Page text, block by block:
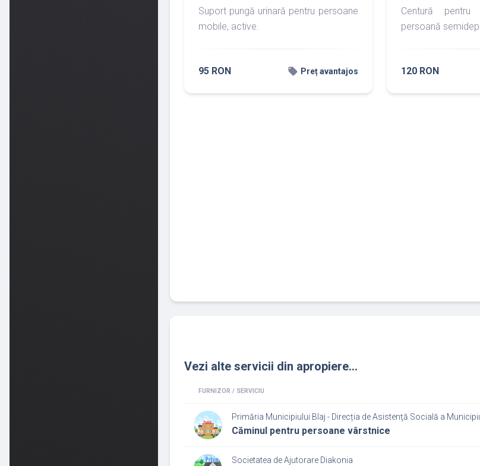
Suport pungă urinară pentru persoane
mobile, active.
95 RON local_offer Preț avantajos
Centură
persoană
120 RON
Vezi alte servicii din apropiere...
FURNIZOR / SERVICIU
Primăria Municipiului Blaj - Direcția de Asistenţă Socială a
Căminul pentru persoane vârstnice
Societatea de Ajutorare Diakonia